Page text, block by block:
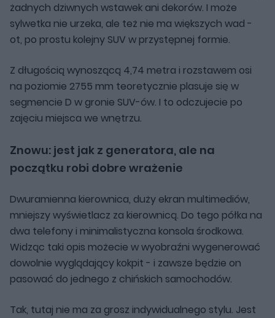
żadnych dziwnych wstawek ani dekorów. I może
sylwetka nie urzeka, ale też nie ma większych wad -
ot, po prostu kolejny SUV w przystępnej formie.
Z długością wynoszącą 4,74 metra i rozstawem osi
na poziomie 2755 mm teoretycznie plasuje się w
segmencie D w gronie SUV-ów. I to odczujecie po
zajęciu miejsca we wnętrzu.
Znowu: jest jak z generatora, ale na
początku robi dobre wrażenie
Dwuramienna kierownica, duży ekran multimediów,
mniejszy wyświetlacz za kierownicą. Do tego półka na
dwa telefony i minimalistyczna konsola środkowa.
Widząc taki opis możecie w wyobraźni wygenerować
dowolnie wyglądający kokpit - i zawsze będzie on
pasować do jednego z chińskich samochodów.
Tak, tutaj nie ma za grosz indywidualnego stylu. Jest